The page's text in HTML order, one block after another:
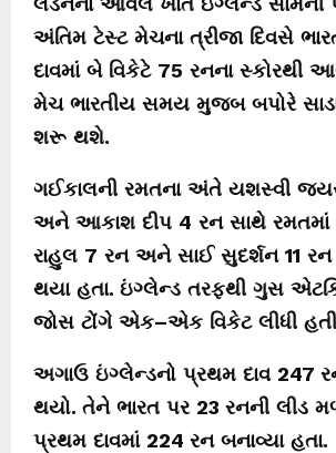
અંતિમ ટેસ્ટ મેચના ત્રીજા દિવસે
દાવમાં બે વિકેટે 75 રનના સ્કોરથી
મેચ ભારતીય સમય મુજબ બપોરે
શરૂ થશે.
ગઈકાલની રમતના અંતે યશસ્વી
અને આકાશ દીપ 4 રન સાથે રમતમાં
રાહુલ 7 રન અને સાઈ સુદર્શન 11 રન
થયા હતા. ઇંગ્લેન્ડ તરફથી ગુસ
જોસ ટોંગે એક–એક વિકેટ લીધી હતી
અગાઉ ઇંગ્લેન્ડનો પ્રથમ દાવ 247
થયો. તેને ભારત પર 23 રનની લીડ
પ્રથમ દાવમાં 224 રન બનાવ્યા હતા.